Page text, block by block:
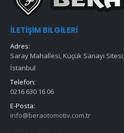
İLETIŞIM BILGILERI
Adres:
Saray Mahallesi, Küçük Sanayi
İstanbul
Telefon:
0216 630 16 06
E-Posta:
info@beraotomotiv.com.tr